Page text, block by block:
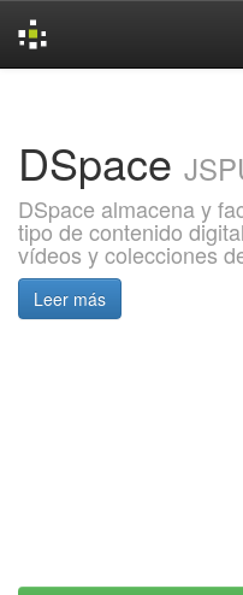
DSpace
DSpace almacena y
tipo de contenido
vídeos y colecciones
Leer más